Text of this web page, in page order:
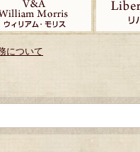
について